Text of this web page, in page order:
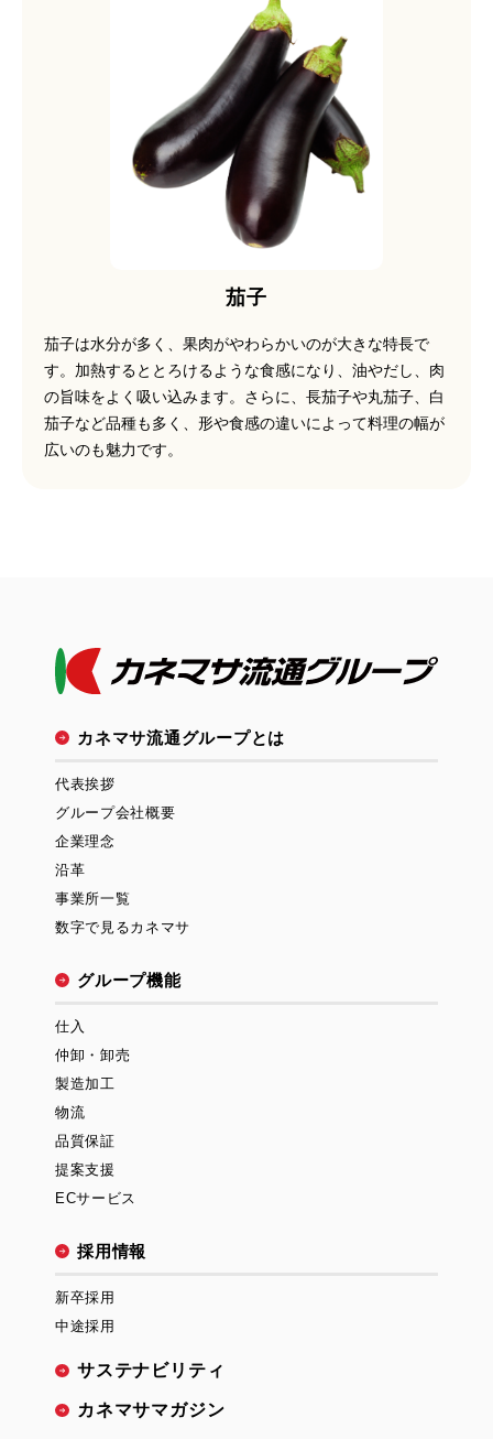
茄子
茄子は水分が多く、果肉がやわらかいのが大きな特長で
す。加熱するととろけるような食感になり、油やだし、肉
の旨味をよく吸い込みます。さらに、長茄子や丸茄子、白
茄子など品種も多く、形や食感の違いによって料理の幅が
広いのも魅力です。
カネマサ流通グループとは
代表挨拶
グループ会社概要
企業理念
沿革
事業所一覧
数字で見るカネマサ
グループ機能
仕入
仲卸・卸売
製造加工
物流
品質保証
提案支援
ECサービス
採用情報
新卒採用
中途採用
サステナビリティ
カネマサマガジン